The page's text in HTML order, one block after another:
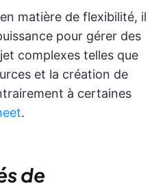
matière de flexibilité, il
pour gérer des
complexes telles que
et la création de
à certaines
.
de